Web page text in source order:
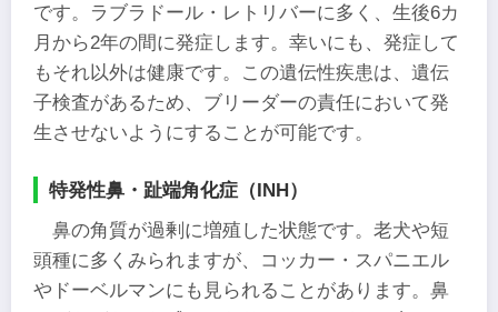
です。ラブラドール・レトリバーに多く、生後6カ
月から2年の間に発症します。幸いにも、発症して
もそれ以外は健康です。この遺伝性疾患は、遺伝
子検査があるため、ブリーダーの責任において発
生させないようにすることが可能です。
特発性鼻・趾端角化症（INH）
鼻の角質が過剰に増殖した状態です。老犬や短
頭種に多くみられますが、コッカー・スパニエル
やドーベルマンにも見られることがあります。鼻